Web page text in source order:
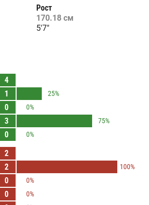
Рост
170.18 см
5'7"
4
1
25%
0
0%
3
75%
0 0%
2
2
100%
0
0%
0
0%